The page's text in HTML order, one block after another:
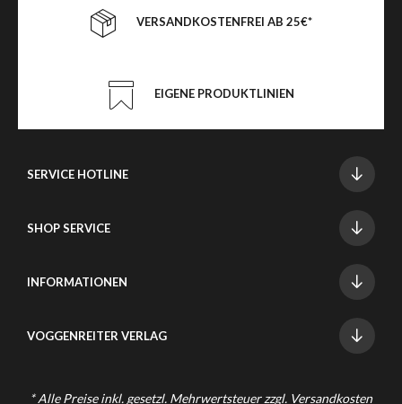
VERSANDKOSTENFREI AB 25€*
EIGENE PRODUKTLINIEN
SERVICE HOTLINE
SHOP SERVICE
INFORMATIONEN
VOGGENREITER VERLAG
* Alle Preise inkl. gesetzl. Mehrwertsteuer zzgl. Versandkosten